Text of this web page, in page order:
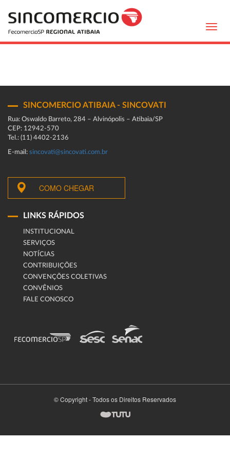
SINCOMERCIO ATIBAIA - SINCOVATI
Rua: Oswaldo Barreto, 284 – Alvinópolis – Atibaia/SP
CEP: 12942-570
Tel.: (11) 4402-2136
E-mail: sincovati@sincovati.com.br
COMO CHEGAR
LINKS RÁPIDOS
INSTITUCIONAL
SERVIÇOS
NOTÍCIAS
CONTRIBUIÇÕES
CONVENÇÕES COLETIVAS
CONVÊNIOS
FALE CONOSCO
© Copyright - Todos os Direitos Reservados